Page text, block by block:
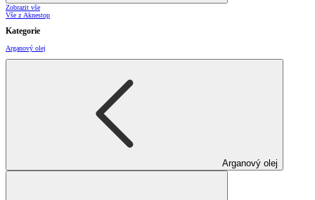
Zobrazit vše
Vše z Aknestop
Kategorie
Arganový olej
Arganový olej